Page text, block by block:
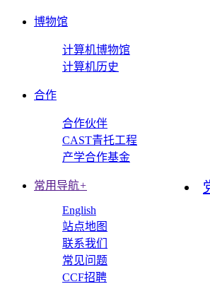
博物馆
计算机博物馆
计算机历史
合作
合作伙伴
CAST青托工程
产学合作基金
常用导航+
English
站点地图
联系我们
常见问题
CCF招聘